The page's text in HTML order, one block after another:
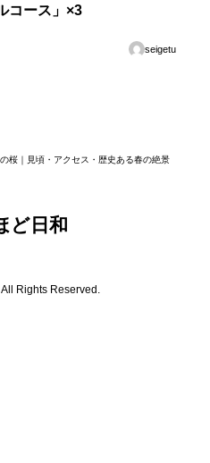
コース」×3
seigetu
桜｜見頃・アクセス・歴史ある春の絶景
ど日和
Rights Reserved.